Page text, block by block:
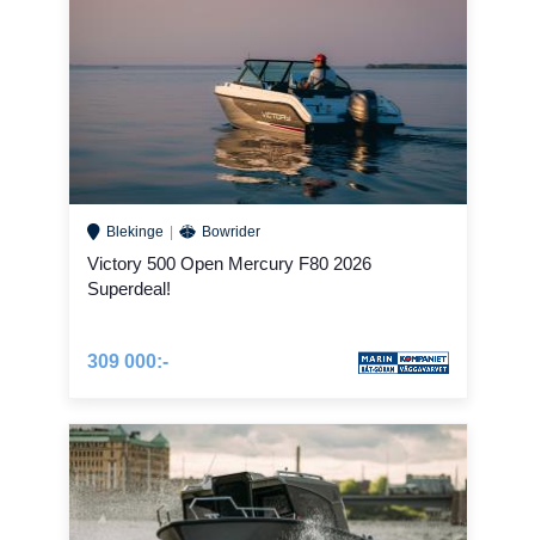
Blekinge Bowrider
Victory 500 Open Mercury F80 2026
Superdeal!
309 000:-